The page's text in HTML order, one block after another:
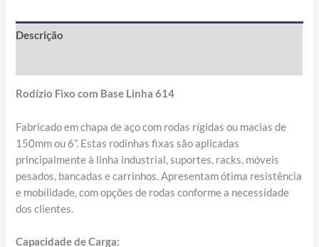
Descrição
Rodízio Fixo com Base Linha 614
Fabricado em chapa de aço com rodas rígidas ou macias de
150mm ou 6”. Estas rodinhas fixas são aplicadas
principalmente à linha industrial, suportes, racks, móveis
pesados, bancadas e carrinhos. Apresentam ótima resistência
e mobilidade, com opções de rodas conforme a necessidade
dos clientes.
Capacidade de Carga: